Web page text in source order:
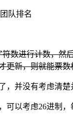
队排名
数进行计数，然
更新，则就能票
，并没有考虑清楚
可以考虑26进制